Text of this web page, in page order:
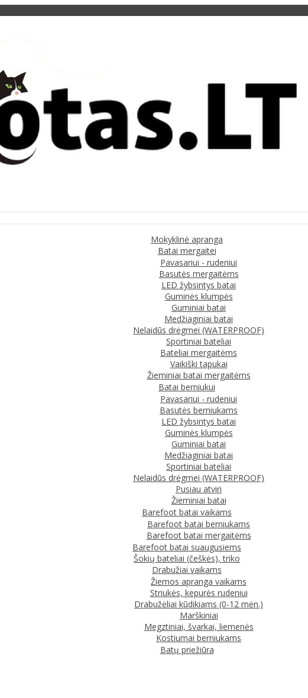
Mokyklinė apranga
Batai mergaitei
Pavasariui - rudeniui
Basutės mergaitėms
LED žybsintys batai
Guminės klumpės
Guminiai batai
Medžiaginiai batai
Nelaidūs drėgmei (WATERPROOF)
Sportiniai bateliai
Bateliai mergaitėms
Vaikiški tapukai
Žieminiai batai mergaitėms
Batai berniukui
Pavasariui - rudeniui
Basutės berniukams
LED žybsintys batai
Guminės klumpės
Guminiai batai
Medžiaginiai batai
Sportiniai bateliai
Nelaidūs drėgmei (WATERPROOF)
Pusiau atviri
Žieminiai batai
Barefoot batai vaikams
Barefoot batai berniukams
Barefoot batai mergaitėms
Barefoot batai suaugusiems
Šokių bateliai (češkės), triko
Drabužiai vaikams
Žiemos apranga vaikams
Striukės, kepurės rudeniui
Drabužėliai kūdikiams (0-12 mėn.)
Marškiniai
Megztiniai, švarkai, liemenės
Kostiumai berniukams
Batų priežiūra